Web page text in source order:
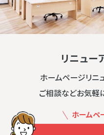
リニュー
ホームページリニ
ご相談などお気軽
ホームペ